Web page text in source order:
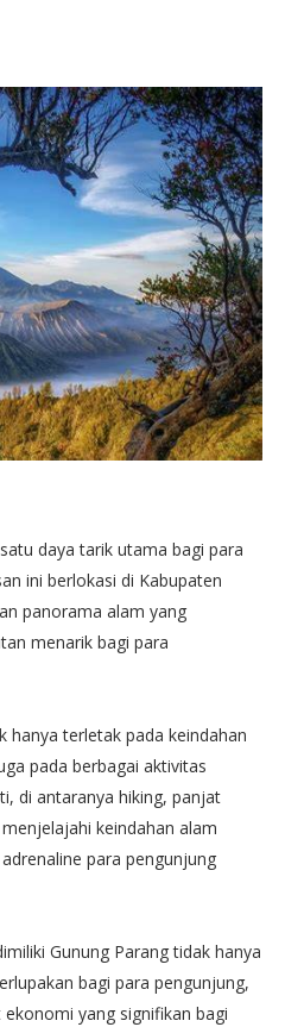
daya tarik utama bagi para
ini berlokasi di Kabupaten
panorama alam yang
menarik bagi para
hanya terletak pada keindahan
pada berbagai aktivitas
di antaranya hiking, panjat
keindahan alam
para pengunjung
Gunung Parang tidak hanya
bagi para pengunjung,
yang signifikan bagi